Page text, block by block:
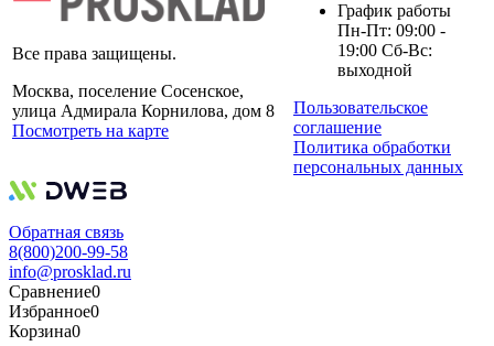
Все права защищены.
Москва, поселение Сосенское,
улица Адмирала Корнилова, дом 8
Посмотреть на карте
График работы
Пн-Пт: 09:00 -
19:00 Сб-Вс:
выходной
Пользовательское
соглашение
Политика обработки
персональных данных
Обратная связь
8(800)200-99-58
info@prosklad.ru
Сравнение0
Избранное0
Корзина0